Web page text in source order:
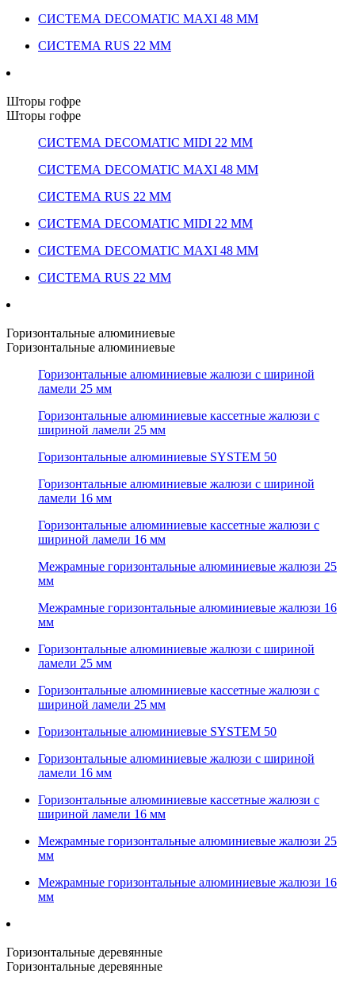
СИСТЕМА DECOMATIC MAXI 48 ММ
СИСТЕМА RUS 22 ММ
Шторы гофре
Шторы гофре
СИСТЕМА DECOMATIC MIDI 22 ММ
СИСТЕМА DECOMATIC MAXI 48 ММ
СИСТЕМА RUS 22 ММ
СИСТЕМА DECOMATIC MIDI 22 ММ
СИСТЕМА DECOMATIC MAXI 48 ММ
СИСТЕМА RUS 22 ММ
Горизонтальные алюминиевые
Горизонтальные алюминиевые
Горизонтальные алюминиевые жалюзи с шириной
ламели 25 мм
Горизонтальные алюминиевые кассетные жалюзи с
шириной ламели 25 мм
Горизонтальные алюминиевые SYSTEM 50
Горизонтальные алюминиевые жалюзи с шириной
ламели 16 мм
Горизонтальные алюминиевые кассетные жалюзи с
шириной ламели 16 мм
Межрамные горизонтальные алюминиевые жалюзи 25
мм
Межрамные горизонтальные алюминиевые жалюзи 16
мм
Горизонтальные алюминиевые жалюзи с шириной
ламели 25 мм
Горизонтальные алюминиевые кассетные жалюзи с
шириной ламели 25 мм
Горизонтальные алюминиевые SYSTEM 50
Горизонтальные алюминиевые жалюзи с шириной
ламели 16 мм
Горизонтальные алюминиевые кассетные жалюзи с
шириной ламели 16 мм
Межрамные горизонтальные алюминиевые жалюзи 25
мм
Межрамные горизонтальные алюминиевые жалюзи 16
мм
Горизонтальные деревянные
Горизонтальные деревянные